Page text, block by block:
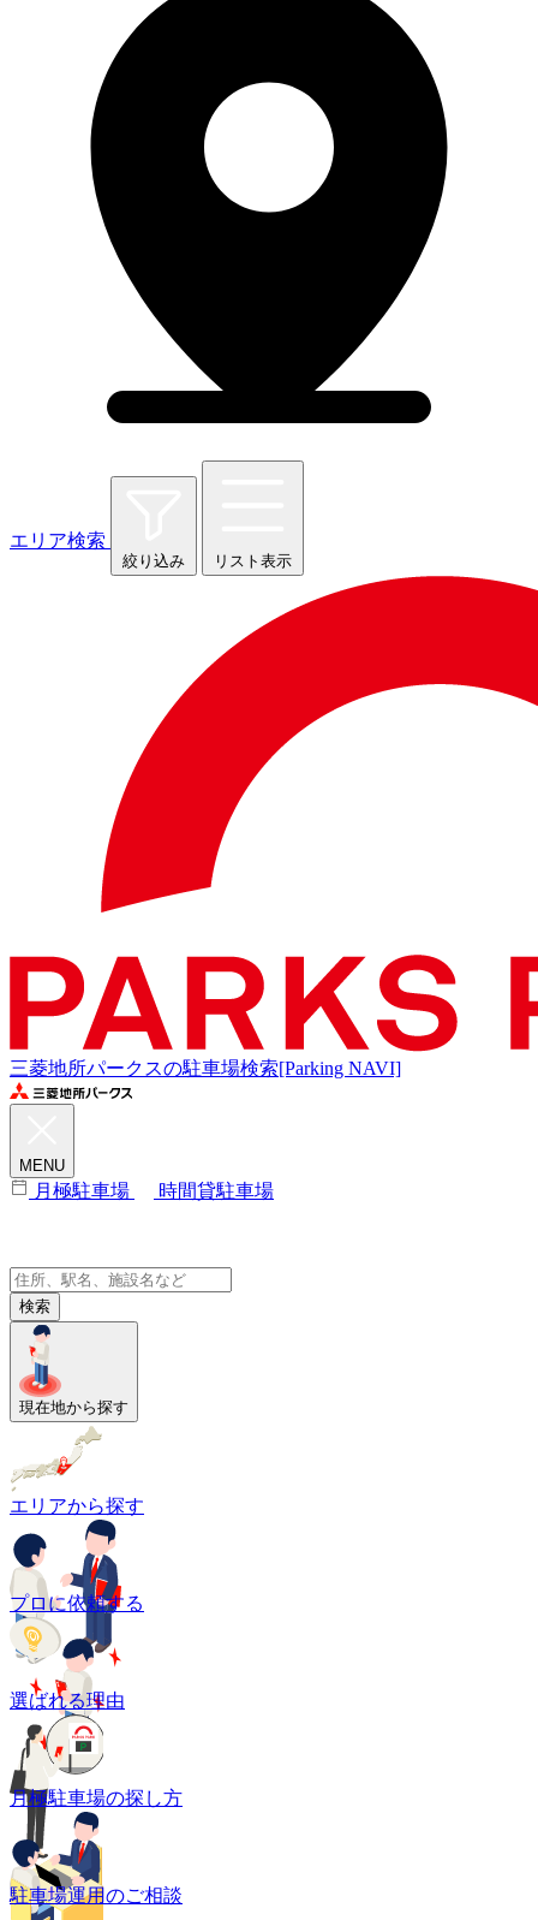
エリア検索
絞り込み リスト表示
三菱地所パークスの駐車場検索[Parking NAVI]
MENU
月極駐車場 時間貸駐車場
検索
現在地から探す
エリアから探す
プロに依頼する
選ばれる理由
月極駐車場の探し方
駐車場運用のご相談